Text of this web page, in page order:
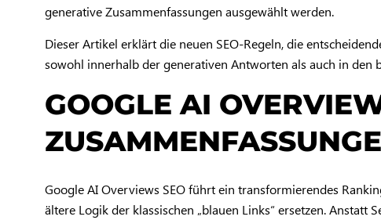
generative Zusammenfassungen ausgewählt werden.
Dieser Artikel erklärt die neuen SEO-Regeln, die
sowohl innerhalb der generativen Antworten als auch in den
GOOGLE AI
Google AI Overviews SEO führt ein transformierendes
ältere Logik der klassischen „blauen Links“ ersetzen.